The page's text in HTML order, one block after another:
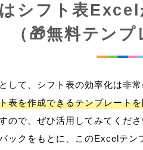
シフト表Excel
（🎁無料テンプ
して、シフト表の効率化は非常
表を作成できるテンプレート
ので、ぜひ活用してみてくださ
ックをもとに、このExcelテ